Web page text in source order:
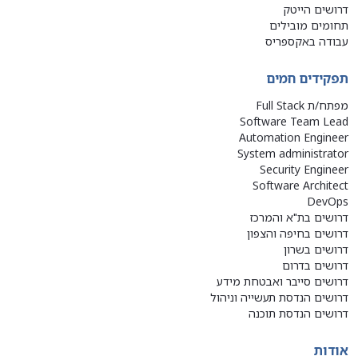
דרושים הייטק
תחומים מובילים
עבודה באקספריס
תפקידים חמים
מפתח/ת Full Stack
Software Team Lead
Automation Engineer
System administrator
Security Engineer
Software Architect
DevOps
דרושים בת"א והמרכז
דרושים בחיפה והצפון
דרושים בשרון
דרושים בדרום
דרושים סייבר ואבטחת מידע
דרושים הנדסת תעשייה וניהול
דרושים הנדסת תוכנה
אודות